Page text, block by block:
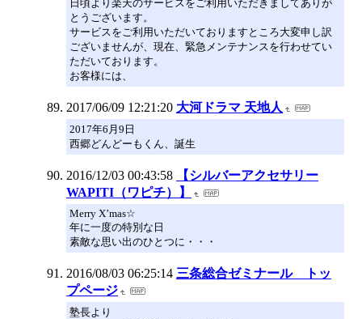
日頃より楽天のサービスをご利用いただきましてありが
とうございます。
サービスをご利用いただいておりますところ大変申し訳
ございませんが、現在、緊急メンテナンスを行わせてい
ただいております。
お客様には、
2017/06/09 12:21:20 大河ドラマ 天地人
2017年6月9日
西郷どんどーもくん、誕生
2016/12/03 00:43:58
【シルバーアクセサリー
WAPITI（ワピチ）】
Merry X’mas☆
年に一度の特別な日
素敵な思い出のひとつに・・・
2016/08/03 06:25:14 三条総合ゼミナール トッ
プページ
塾長より